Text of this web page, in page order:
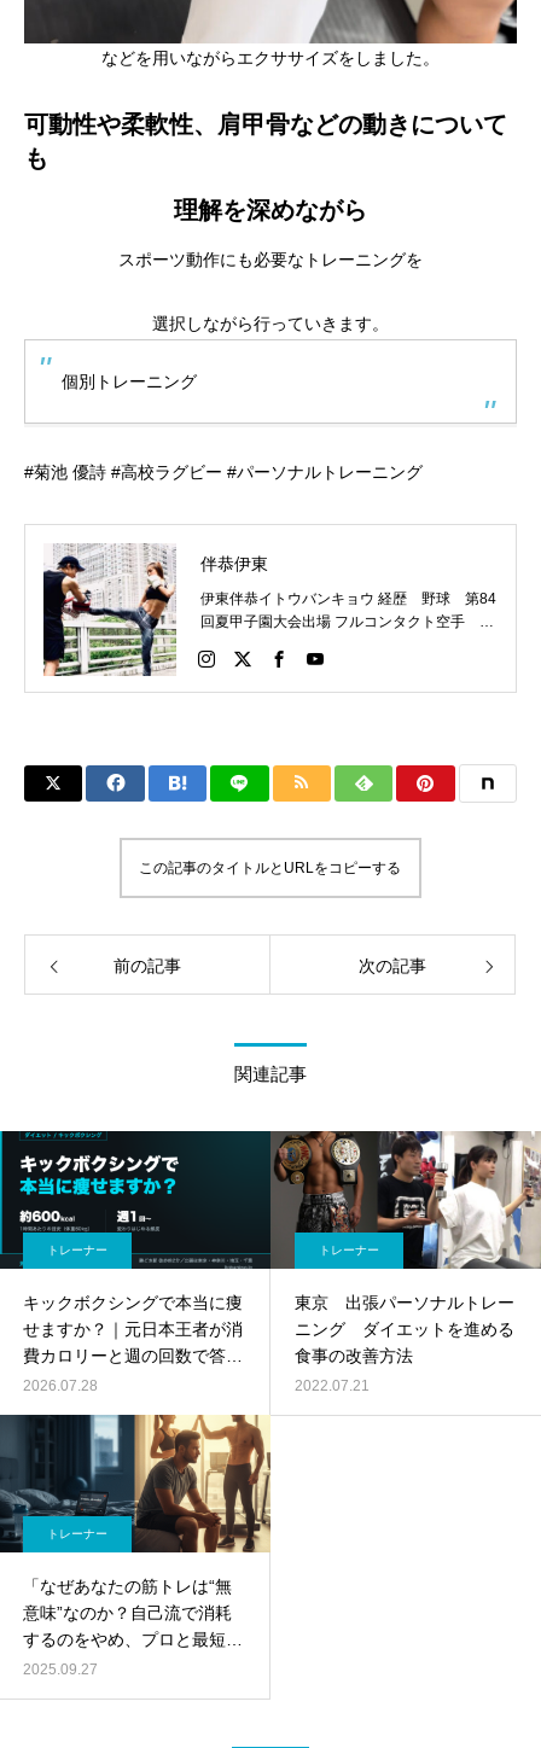
などを用いながらエクササイズをしました。
可動性や柔軟性、肩甲骨などの動きについて
も
理解を深めながら
スポーツ動作にも必要なトレーニングを
選択しながら行っていきます。
個別トレーニング
#菊池 優詩 #高校ラグビー #パーソナルトレーニング
伴恭伊東
伊東伴恭イトウバンキョウ 経歴 野球 第84
回夏甲子園大会出場 フルコンタクト空手 日
パーライト級新人王 FOKウェルター級王者
WMCライト級日本王者 トレーニング依頼は
この記事のタイトルとURLをコピーする
前の記事 次の記事
関連記事
トレーナー
キックボクシングで本当に痩
せますか？｜元日本王者が消
費カロリーと週の回数で答え
ます
2026.07.28
トレーナー
東京 出張パーソナルトレー
ニング ダイエットを進める
食事の改善方法
2022.07.21
トレーナー
「なぜあなたの筋トレは“無
意味”なのか？自己流で消耗
するのをやめ、プロと最短で
結果を出す思考法」
2025.09.27